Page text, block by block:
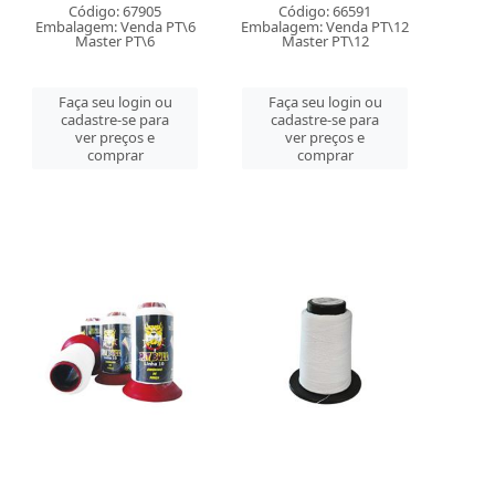
Código: 67905
Embalagem: Venda PT\6
Master PT\6
Faça seu login ou
cadastre-se para
ver preços e
comprar
Código: 66591
Embalagem: Venda PT\12
Master PT\12
Faça seu login ou
cadastre-se para
ver preços e
comprar